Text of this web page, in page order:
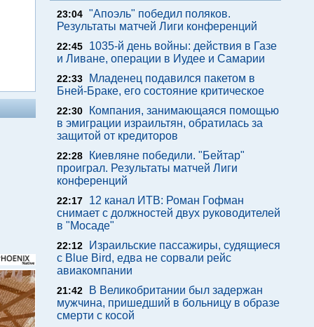
23:04 "Апоэль" победил поляков.
Результаты матчей Лиги конференций
22:45
1035-й день войны: действия в Газе
и Ливане, операции в Иудее и Самарии
22:33
Младенец подавился пакетом в
Бней-Браке, его состояние критическое
22:30
Компания, занимающаяся помощью
в эмиграции израильтян, обратилась за
защитой от кредиторов
22:28
Киевляне победили. "Бейтар"
проиграл. Результаты матчей Лиги
конференций
22:17
12 канал ИТВ: Роман Гофман
снимает с должностей двух руководителей
в "Мосаде"
22:12
Израильские пассажиры, судящиеся
с Blue Bird, едва не сорвали рейс
авиакомпании
21:42
В Великобритании был задержан
мужчина, пришедший в больницу в образе
смерти с косой